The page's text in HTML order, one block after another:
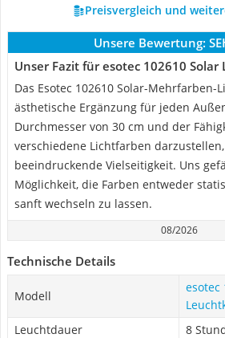
Preisvergleich und
Unsere Bewertung:
Unser Fazit für esotec 102610
Das Esotec 102610 Solar-Mehrfarben-
ästhetische Ergänzung für jeden
Durchmesser von 30 cm und der
verschiedene Lichtfarben
beeindruckende Vielseitigkeit. Uns
Möglichkeit, die Farben entweder
sanft wechseln zu lassen.
08/2026
Technische Details
Modell
esotec
Leuchtdauer
8